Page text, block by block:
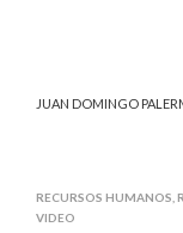
JUAN DOMINGO
RECURSOS HUMANOS
VIDEO